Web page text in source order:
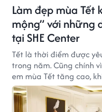
Làm đẹp mùa Tết
mộng” với những
tại SHE Center
Tết là thời điểm được
trong năm. Cũng chính
em mùa Tết tăng cao,
thẩm mỹ quá tải, đôi
cơn ác mộng.